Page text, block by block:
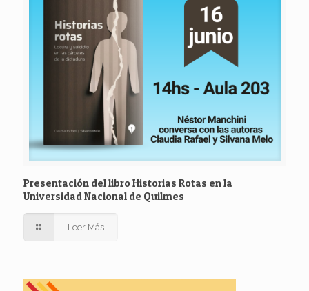
Presentación del libro Historias Rotas en la
Universidad Nacional de Quilmes
Leer Más